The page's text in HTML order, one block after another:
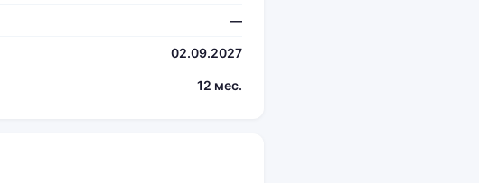
—
02.09.2027
12 мес.